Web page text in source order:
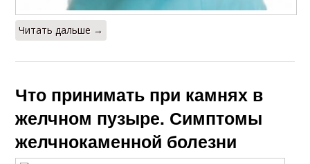
Читать дальше →
Что принимать при камнях в
желчном пузыре. Симптомы
желчнокаменной болезни